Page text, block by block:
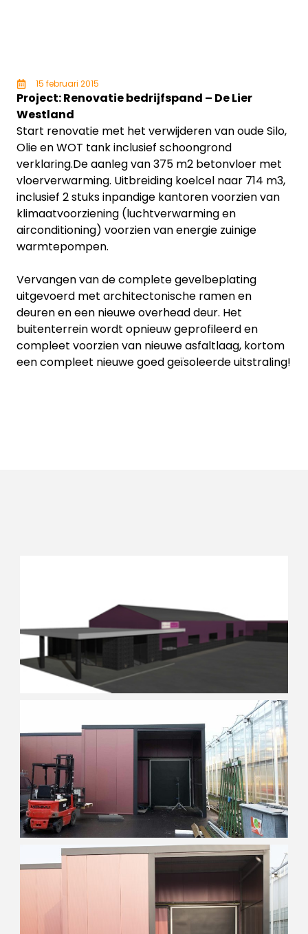
15 februari 2015
Project: Renovatie bedrijfspand – De Lier
Westland
Start renovatie met het verwijderen van oude Silo,
Olie en WOT tank inclusief schoongrond
verklaring.De aanleg van 375 m2 betonvloer met
vloerverwarming. Uitbreiding koelcel naar 714 m3,
inclusief 2 stuks inpandige kantoren voorzien van
klimaatvoorziening (luchtverwarming en
airconditioning) voorzien van energie zuinige
warmtepompen.
Vervangen van de complete gevelbeplating
uitgevoerd met architectonische ramen en
deuren en een nieuwe overhead deur. Het
buitenterrein wordt opnieuw geprofileerd en
compleet voorzien van nieuwe asfaltlaag, kortom
een compleet nieuwe goed geïsoleerde uitstraling!